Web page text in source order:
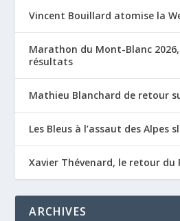
Vincent Bouillard atomise la
Marathon du Mont-Blanc
résultats
Mathieu Blanchard de retour
Les Bleus à l’assaut des Alpes
Xavier Thévenard, le retour du
ARCHIVES